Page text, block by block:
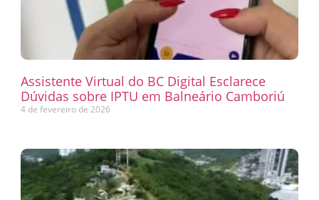
Assistente Virtual do BC Digital Esclarece
Dúvidas sobre IPTU em Balneário Camboriú
4 de fevereiro de 2026